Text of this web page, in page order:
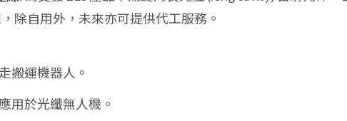
除自用外，未來亦可提供代工服務。
搬運機器人。
用於光纖無人機。